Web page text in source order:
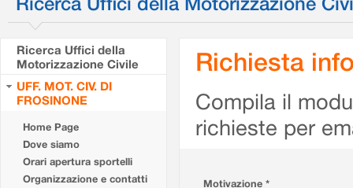
Ricerca Uffici della
Motorizzazione Civile
UFF. MOT. CIV. DI
FROSINONE
Home Page
Dove siamo
Orari apertura sportelli
Organizzazione e contatti
Richiesta
Compila il
richieste per
Motivazione *